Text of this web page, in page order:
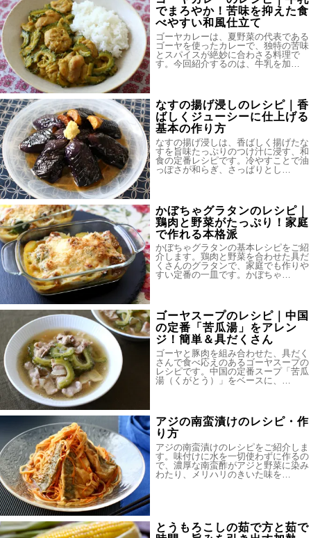
でまろやか！苦味を抑えた食
べやすい和風仕立て
ゴーヤカレーは、夏野菜の代表である
ゴーヤを使ったカレーで、独特の苦味
とスパイスが絶妙に合わさる料理で
す。今回紹介するのは、牛乳を加…
なすの揚げ浸しのレシピ｜香
ばしくジューシーに仕上げる
基本の作り方
なすの揚げ浸しは、香ばしく揚げたな
すを旨味たっぷりのつけ汁に浸す、和
食の定番レシピです。冷やすことで油
っぽさが和らぎ、さっぱりとし…
かぼちゃグラタンのレシピ｜
鶏肉と野菜がたっぷり！家庭
で作れる本格派
かぼちゃグラタンの基本レシピをご紹
介します。鶏肉と野菜を合わせた具だ
くさんのグラタンで、家庭でも作りや
すい定番の一皿です。かぼちゃ…
ゴーヤスープのレシピ｜中国
の定番「苦瓜湯」をアレン
ジ！簡単＆具だくさん
ゴーヤと豚肉を組み合わせた、具だく
さんで食べ応えのあるゴーヤスープの
レシピです。中国の定番スープ「苦瓜
湯（くがとう）」をベースに、…
アジの南蛮漬けのレシピ・作
り方
アジの南蛮漬けのレシピをご紹介しま
す。味付けに水を一切使わずに作るの
で、濃厚な南蛮酢がアジと野菜に染み
わたり、メリハリのきいた味を…
とうもろこしの茹で方と茹で